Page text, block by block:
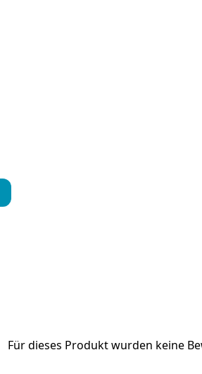
Für dieses Produkt wurden keine